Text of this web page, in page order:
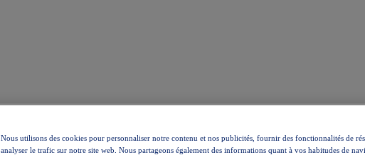
Nous utilisons des cookies pour personnaliser notre contenu et nos publicités, fournir des fonctionnalités de
analyser le trafic sur notre site web. Nous partageons également des informations quant à vos habitudes de